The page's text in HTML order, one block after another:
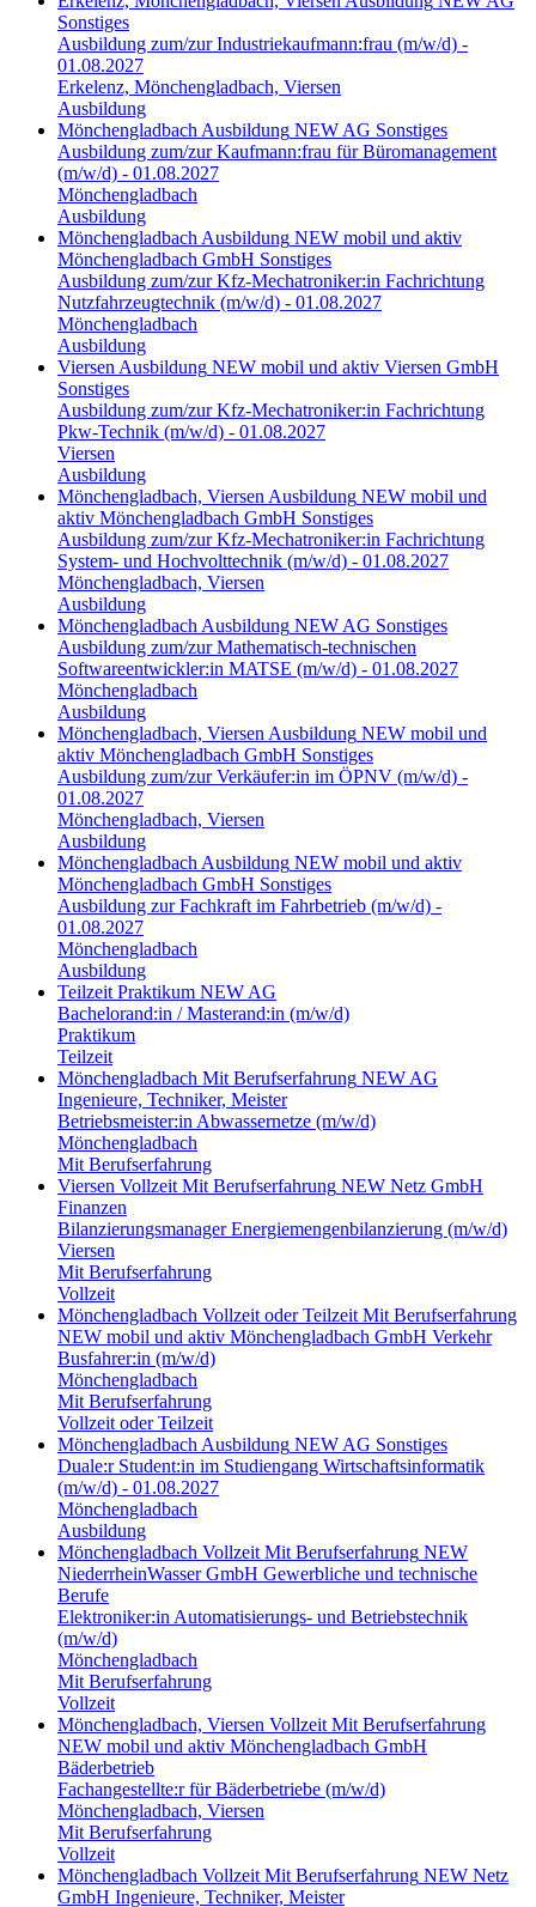
Sonstiges
Ausbildung zum/zur Industriekaufmann:frau (m/w/d) -
01.08.2027
Erkelenz, Mönchengladbach, Viersen
Ausbildung
Mönchengladbach Ausbildung NEW AG Sonstiges
Ausbildung zum/zur Kaufmann:frau für Büromanagement
(m/w/d) - 01.08.2027
Mönchengladbach
Ausbildung
Mönchengladbach Ausbildung NEW mobil und aktiv
Mönchengladbach GmbH Sonstiges
Ausbildung zum/zur Kfz-Mechatroniker:in Fachrichtung
Nutzfahrzeugtechnik (m/w/d) - 01.08.2027
Mönchengladbach
Ausbildung
Viersen Ausbildung NEW mobil und aktiv Viersen GmbH
Sonstiges
Ausbildung zum/zur Kfz-Mechatroniker:in Fachrichtung
Pkw-Technik (m/w/d) - 01.08.2027
Viersen
Ausbildung
Mönchengladbach, Viersen Ausbildung NEW mobil und
aktiv Mönchengladbach GmbH Sonstiges
Ausbildung zum/zur Kfz-Mechatroniker:in Fachrichtung
System- und Hochvolttechnik (m/w/d) - 01.08.2027
Mönchengladbach, Viersen
Ausbildung
Mönchengladbach Ausbildung NEW AG Sonstiges
Ausbildung zum/zur Mathematisch-technischen
Softwareentwickler:in MATSE (m/w/d) - 01.08.2027
Mönchengladbach
Ausbildung
Mönchengladbach, Viersen Ausbildung NEW mobil und
aktiv Mönchengladbach GmbH Sonstiges
Ausbildung zum/zur Verkäufer:in im ÖPNV (m/w/d) -
01.08.2027
Mönchengladbach, Viersen
Ausbildung
Mönchengladbach Ausbildung NEW mobil und aktiv
Mönchengladbach GmbH Sonstiges
Ausbildung zur Fachkraft im Fahrbetrieb (m/w/d) -
01.08.2027
Mönchengladbach
Ausbildung
Teilzeit Praktikum NEW AG
Bachelorand:in / Masterand:in (m/w/d)
Praktikum
Teilzeit
Mönchengladbach Mit Berufserfahrung NEW AG
Ingenieure, Techniker, Meister
Betriebsmeister:in Abwassernetze (m/w/d)
Mönchengladbach
Mit Berufserfahrung
Viersen Vollzeit Mit Berufserfahrung NEW Netz GmbH
Finanzen
Bilanzierungsmanager Energiemengenbilanzierung (m/w/d)
Viersen
Mit Berufserfahrung
Vollzeit
Mönchengladbach Vollzeit oder Teilzeit Mit Berufserfahrung
NEW mobil und aktiv Mönchengladbach GmbH Verkehr
Busfahrer:in (m/w/d)
Mönchengladbach
Mit Berufserfahrung
Vollzeit oder Teilzeit
Mönchengladbach Ausbildung NEW AG Sonstiges
Duale:r Student:in im Studiengang Wirtschaftsinformatik
(m/w/d) - 01.08.2027
Mönchengladbach
Ausbildung
Mönchengladbach Vollzeit Mit Berufserfahrung NEW
NiederrheinWasser GmbH Gewerbliche und technische
Berufe
Elektroniker:in Automatisierungs- und Betriebstechnik
(m/w/d)
Mönchengladbach
Mit Berufserfahrung
Vollzeit
Mönchengladbach, Viersen Vollzeit Mit Berufserfahrung
NEW mobil und aktiv Mönchengladbach GmbH
Bäderbetrieb
Fachangestellte:r für Bäderbetriebe (m/w/d)
Mönchengladbach, Viersen
Mit Berufserfahrung
Vollzeit
Mönchengladbach Vollzeit Mit Berufserfahrung NEW Netz
GmbH Ingenieure, Techniker, Meister